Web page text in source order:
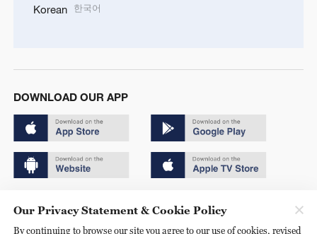
Korean 한국어
DOWNLOAD OUR APP
京ICP备20000184号
Our Privacy Statement & Cookie Policy
By continuing to browse our site you agree to our use of cookies, revised